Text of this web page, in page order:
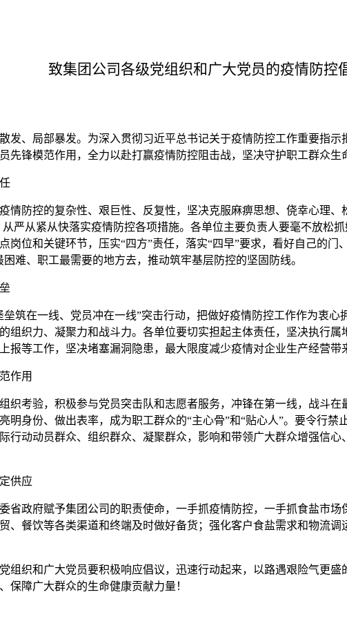
致集团公司各级党组织和广大党员的疫情防控
发、局部暴发。为深入贯彻习近平总书记关于疫情防控工作重要指
先锋模范作用，全力以赴打赢疫情防控阻击战，坚决守护职工群众生
情防控的复杂性、艰巨性、反复性，坚决克服麻痹思想、侥幸心理
严从紧从快落实疫情防控各项措施。各单位主要负责人要毫不放松
岗位和关键环节，压实“四方”责任，落实“四早”要求，看好自己的
难、职工最需要的地方去，推动筑牢基层防控的坚固防线。
筑在一线、党员冲在一线”突击行动，把做好疫情防控工作作为衷心
组织力、凝聚力和战斗力。各单位要切实担起主体责任，坚决执行
报等工作，坚决堵塞漏洞隐患，最大限度减少疫情对企业生产经营带
作用
织考验，积极参与党员突击队和志愿者服务，冲锋在第一线，战斗
明身份、做出表率，成为职工群众的“主心骨”和“贴心人”。要令行
行动动员群众、组织群众、凝聚群众，影响和带领广大群众增强信
供应
省政府赋予集团公司的职责使命，一手抓疫情防控，一手抓食盐市
、餐饮等各类渠道和终端及时做好备货；强化客户食盐需求和物流
组织和广大党员要积极响应倡议，迅速行动起来，以路遇艰险气更
保障广大群众的生命健康贡献力量！